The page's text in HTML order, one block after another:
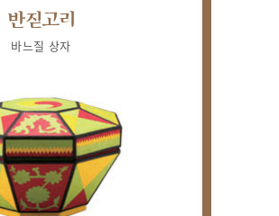
반짇고리
바느질 상자